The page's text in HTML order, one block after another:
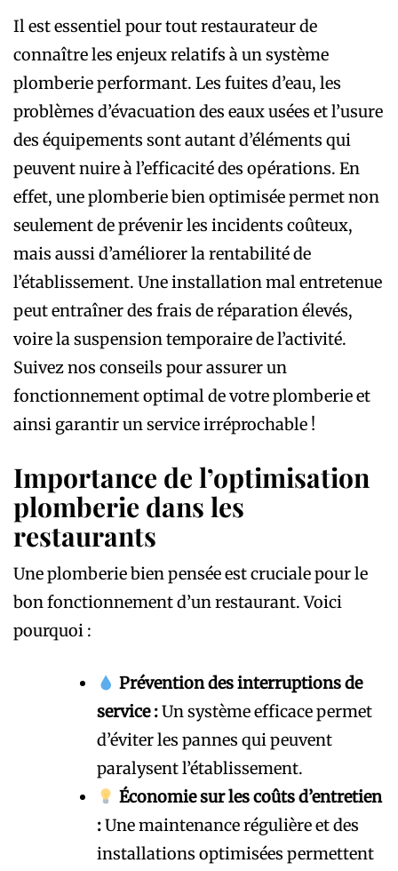
Il est essentiel pour tout restaurateur de
connaître les enjeux relatifs à un système
plomberie performant. Les fuites d’eau, les
problèmes d’évacuation des eaux usées et l’usure
des équipements sont autant d’éléments qui
peuvent nuire à l’efficacité des opérations. En
effet, une plomberie bien optimisée permet non
seulement de prévenir les incidents coûteux,
mais aussi d’améliorer la rentabilité de
l’établissement. Une installation mal entretenue
peut entraîner des frais de réparation élevés,
voire la suspension temporaire de l’activité.
Suivez nos conseils pour assurer un
fonctionnement optimal de votre plomberie et
ainsi garantir un service irréprochable !
Importance de l’optimisation
plomberie dans les
restaurants
Une plomberie bien pensée est cruciale pour le
bon fonctionnement d’un restaurant. Voici
pourquoi :
Prévention des interruptions de
service :Un système efficace permet
d’éviter les pannes qui peuvent
paralysent l’établissement.
Économie sur les coûts d’entretien
:Une maintenance régulière et des
installations optimisées permettent